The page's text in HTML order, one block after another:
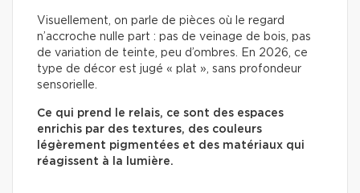
Visuellement, on parle de pièces où le regard
n’accroche nulle part : pas de veinage de bois, pas
de variation de teinte, peu d’ombres. En 2026, ce
type de décor est jugé « plat », sans profondeur
sensorielle.
Ce qui prend le relais, ce sont des espaces
enrichis par des textures, des couleurs
légèrement pigmentées et des matériaux qui
réagissent à la lumière.